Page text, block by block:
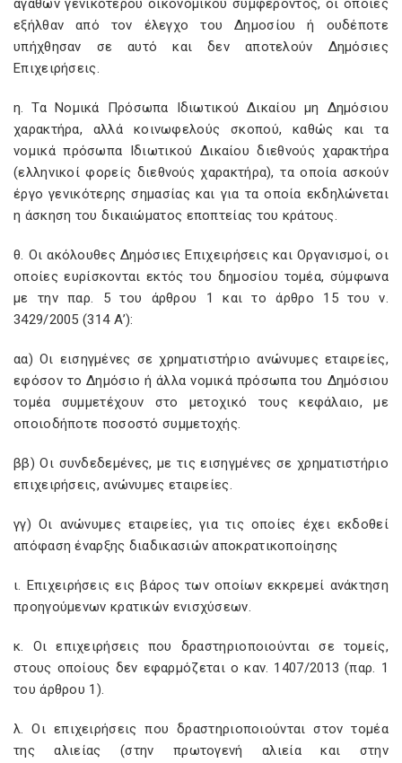
αγαθών γενικότερου οικονομικού συμφέροντος, οι οποίες
εξήλθαν από τον έλεγχο του Δημοσίου ή ουδέποτε
υπήχθησαν σε αυτό και δεν αποτελούν Δημόσιες
Επιχειρήσεις.
η. Τα Νομικά Πρόσωπα Ιδιωτικού Δικαίου μη Δημόσιου
χαρακτήρα, αλλά κοινωφελούς σκοπού, καθώς και τα
νομικά πρόσωπα Ιδιωτικού Δικαίου διεθνούς χαρακτήρα
(ελληνικοί φορείς διεθνούς χαρακτήρα), τα οποία ασκούν
έργο γενικότερης σημασίας και για τα οποία εκδηλώνεται
η άσκηση του δικαιώματος εποπτείας του κράτους.
θ. Οι ακόλουθες Δημόσιες Επιχειρήσεις και Οργανισμοί, οι
οποίες ευρίσκονται εκτός του δημοσίου τομέα, σύμφωνα
με την παρ. 5 του άρθρου 1 και το άρθρο 15 του ν.
3429/2005 (314 Α’):
αα) Οι εισηγμένες σε χρηματιστήριο ανώνυμες εταιρείες,
εφόσον το Δημόσιο ή άλλα νομικά πρόσωπα του Δημόσιου
τομέα συμμετέχουν στο μετοχικό τους κεφάλαιο, με
οποιοδήποτε ποσοστό συμμετοχής.
ββ) Οι συνδεδεμένες, με τις εισηγμένες σε χρηματιστήριο
επιχειρήσεις, ανώνυμες εταιρείες.
γγ) Οι ανώνυμες εταιρείες, για τις οποίες έχει εκδοθεί
απόφαση έναρξης διαδικασιών αποκρατικοποίησης
ι. Επιχειρήσεις εις βάρος των οποίων εκκρεμεί ανάκτηση
προηγούμενων κρατικών ενισχύσεων.
κ. Οι επιχειρήσεις που δραστηριοποιούνται σε τομείς,
στους οποίους δεν εφαρμόζεται ο καν. 1407/2013 (παρ. 1
του άρθρου 1).
λ. Οι επιχειρήσεις που δραστηριοποιούνται στον τομέα
της αλιείας (στην πρωτογενή αλιεία και στην